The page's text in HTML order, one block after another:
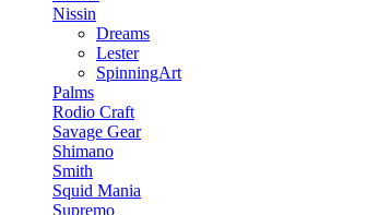
Nissin
Dreams
Lester
SpinningArt
Palms
Rodio Craft
Savage Gear
Shimano
Smith
Squid Mania
Supremo